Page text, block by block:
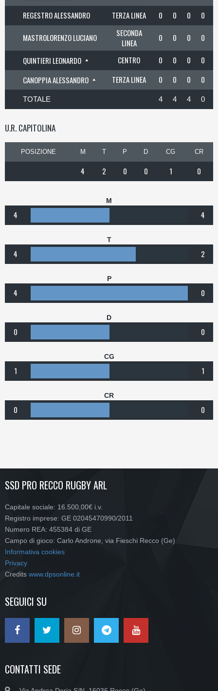
REGESTRO ALESSANDRO
TERZA LINEA 0 0 0 0
MASTROLORENZO LUCIANO
SECONDA
LINEA
0 0 0 0
QUINTIERI LEONARDO CENTRO 0 0 0 0
CANOPPIA ALESSANDRO
TERZA LINEA 0 0 0 0
TOTALE 4 4 4 0
U.R. CAPITOLINA
POSIZIONE M T P D CG CR
4 2 0 0 1 0
M
4 4
T
4 2
P
4 0
D
0 0
CG
1 1
CR
0 0
SSD PRO RECCO RUGBY ARL
Capitale sociale: 16.500,00€ i.v.
Registro imprese: GE 02045470990/2011
Numero REA: 455384 di GE
Campo di gioco: Carlo Androne, via Fieschi Recco (Ge)
Informativa cookies
Privacy
Credits www.dpsonline.it
SEGUICI SU
CONTATTI SEDE